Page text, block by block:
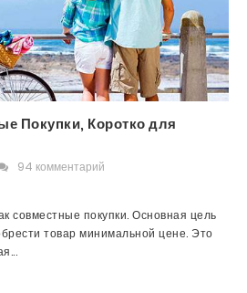
Покупки, Коротко для
94 комментарий
совместные покупки. Основная цель
товар минимальной цене. Это